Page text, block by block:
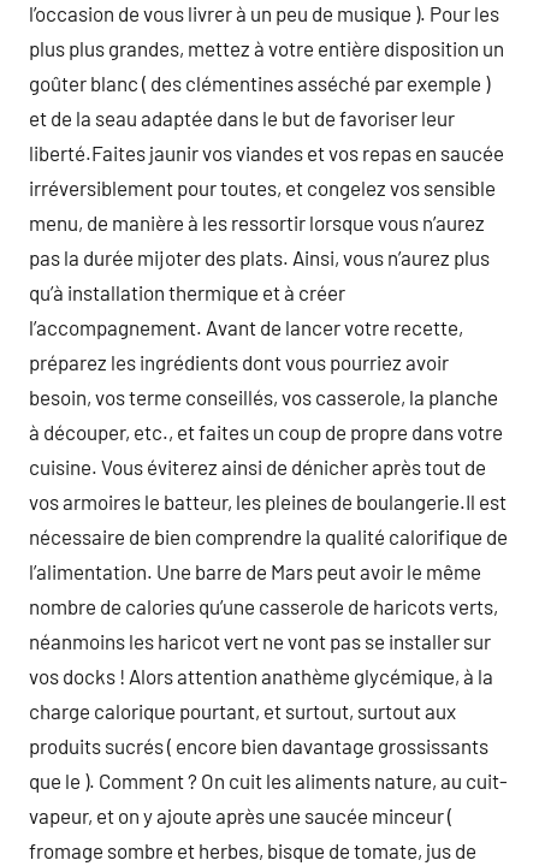
l’occasion de vous livrer à un peu de musique ). Pour les
plus plus grandes, mettez à votre entière disposition un
goûter blanc ( des clémentines asséché par exemple )
et de la seau adaptée dans le but de favoriser leur
liberté.Faites jaunir vos viandes et vos repas en saucée
irréversiblement pour toutes, et congelez vos sensible
menu, de manière à les ressortir lorsque vous n’aurez
pas la durée mijoter des plats. Ainsi, vous n’aurez plus
qu’à installation thermique et à créer
l’accompagnement. Avant de lancer votre recette,
préparez les ingrédients dont vous pourriez avoir
besoin, vos terme conseillés, vos casserole, la planche
à découper, etc., et faites un coup de propre dans votre
cuisine. Vous éviterez ainsi de dénicher après tout de
vos armoires le batteur, les pleines de boulangerie.Il est
nécessaire de bien comprendre la qualité calorifique de
l’alimentation. Une barre de Mars peut avoir le même
nombre de calories qu’une casserole de haricots verts,
néanmoins les haricot vert ne vont pas se installer sur
vos docks ! Alors attention anathème glycémique, à la
charge calorique pourtant, et surtout, surtout aux
produits sucrés ( encore bien davantage grossissants
que le ). Comment ? On cuit les aliments nature, au cuit-
vapeur, et on y ajoute après une saucée minceur (
fromage sombre et herbes, bisque de tomate, jus de